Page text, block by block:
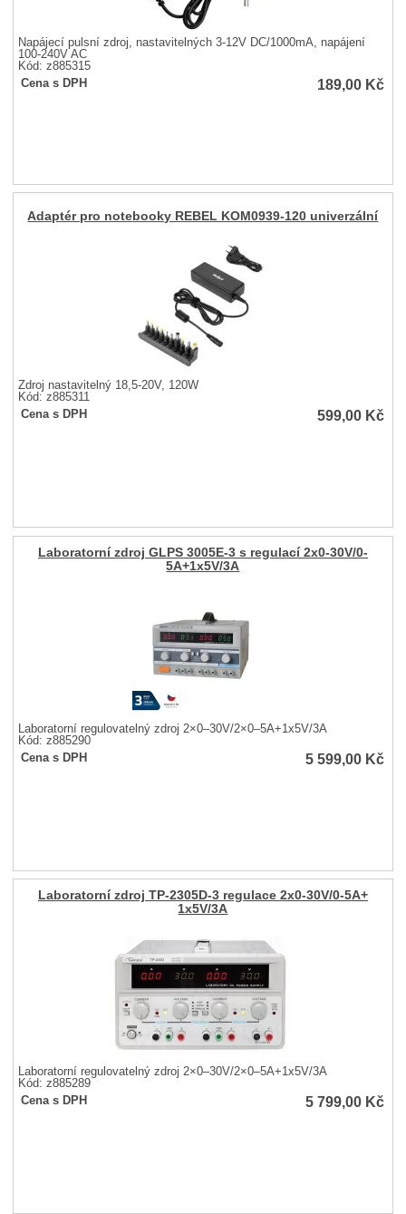
Napájecí pulsní zdroj, nastavitelných 3-12V DC/1000mA, napájení
100-240V AC
Kód: z885315
Cena s DPH
189,00 Kč
Adaptér pro notebooky REBEL KOM0939-120 univerzální
Zdroj nastavitelný 18,5-20V, 120W
Kód: z885311
Cena s DPH
599,00 Kč
Laboratorní zdroj GLPS 3005E-3 s regulací 2x0-30V/0-
5A+1x5V/3A
Laboratorní regulovatelný zdroj 2×0–30V/2×0–5A+1x5V/3A
Kód: z885290
Cena s DPH
5 599,00 Kč
Laboratorní zdroj TP-2305D-3 regulace 2x0-30V/0-5A+
1x5V/3A
Laboratorní regulovatelný zdroj 2×0–30V/2×0–5A+1x5V/3A
Kód: z885289
Cena s DPH
5 799,00 Kč